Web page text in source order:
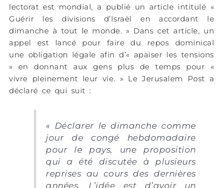
lectorat est mondial, a publié un article intitulé «
Guérir les divisions d’Israël en accordant le
dimanche à tout le monde. » Dans cet article, un
appel est lancé pour faire du repos dominical
une obligation légale afin d’« apaiser les tensions
» en donnant aux gens plus de temps pour «
vivre pleinement leur vie. » Le Jerusalem Post a
déclaré ce qui suit :
« Déclarer le dimanche comme
jour de congé hebdomadaire
pour le pays, une proposition
qui a été discutée à plusieurs
reprises au cours des dernières
années. L’idée est d’avoir un